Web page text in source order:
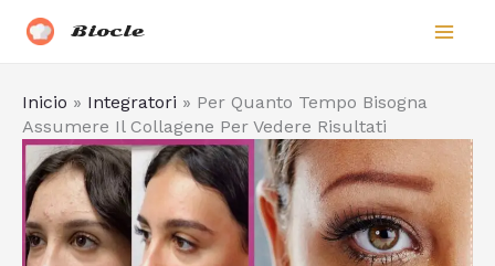
Biocle
Inicio » Integratori » Per Quanto Tempo Bisogna
Assumere Il Collagene Per Vedere Risultati